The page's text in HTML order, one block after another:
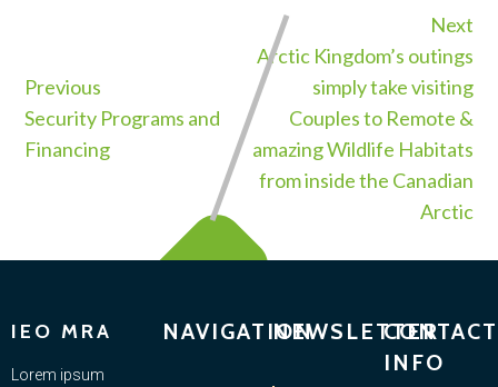
Previous
Security Programs and
Financing
Next
Arctic Kingdom’s outings
simply take visiting
Couples to Remote &
amazing Wildlife Habitats
from inside the Canadian
Arctic
IEO MRA
Lorem ipsum
NAVIGATIONNEWSLETTERCONTACT
INFO